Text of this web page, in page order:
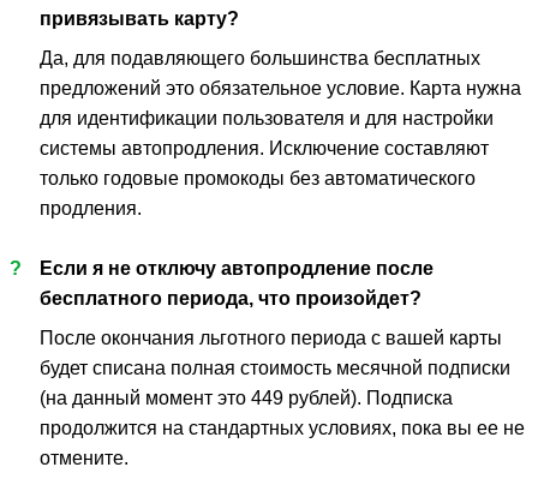
привязывать карту?
Да, для подавляющего большинства бесплатных
предложений это обязательное условие. Карта нужна
для идентификации пользователя и для настройки
системы автопродления. Исключение составляют
только годовые промокоды без автоматического
продления.
?
Если я не отключу автопродление после
бесплатного периода, что произойдет?
После окончания льготного периода с вашей карты
будет списана полная стоимость месячной подписки
(на данный момент это 449 рублей). Подписка
продолжится на стандартных условиях, пока вы ее не
отмените.